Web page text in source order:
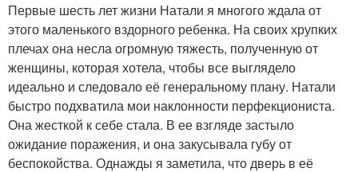
Первые шесть лет жизни Натали я многого ждала от
этого маленького вздорного ребенка. На своих хрупких
плечах она несла огромную тяжесть, полученную от
женщины, которая хотела, чтобы все выглядело
идеально и следовало её генеральному плану. Натали
быстро подхватила мои наклонности перфекциониста.
Она жесткой к себе стала. В ее взгляде застыло
ожидание поражения, и она закусывала губу от
беспокойства. Однажды я заметила, что дверь в её